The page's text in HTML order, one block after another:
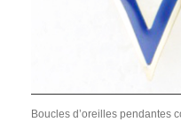
Boucles d’oreilles pendantes